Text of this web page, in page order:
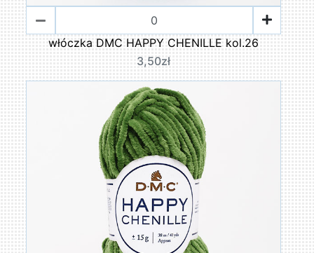
włóczka DMC HAPPY CHENILLE kol.26
3,50zł